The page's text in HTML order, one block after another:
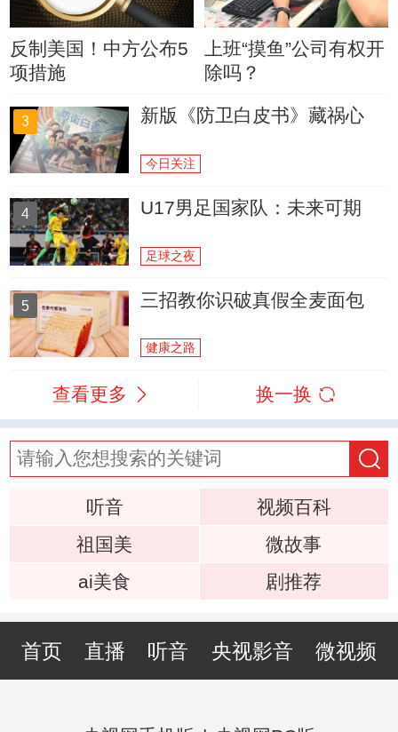
反制美国！中方公布5
项措施
上班“摸鱼”公司有权开
除吗？
3 新版《防卫白皮书》藏祸心
今日关注
4 U17男足国家队：未来可期
足球之夜
5 三招教你识破真假全麦面包
健康之路
查看更多 换一换
听音
视频百科
祖国美
微故事
ai美食
剧推荐
首页 直播 听音 央视影音 微视频